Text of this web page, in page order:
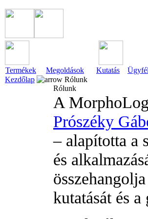
Termékek Megoldások Kutatás
Kezdőlap
Rólunk
Rólunk
A
Prószéky
– alapította a
és
kutatását és